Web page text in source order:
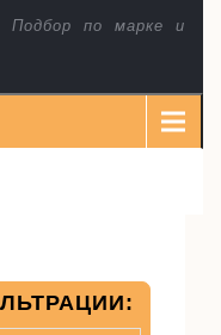
Подбор по марке и